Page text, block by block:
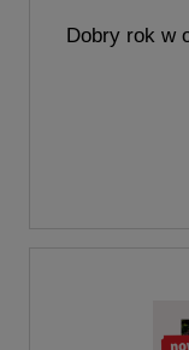
Dobry rok w